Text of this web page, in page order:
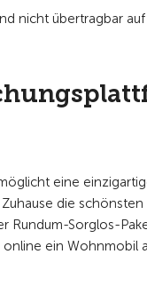
nicht übertragbar
eine
die
Rundum-Sorglos-
ein Wohnmobil